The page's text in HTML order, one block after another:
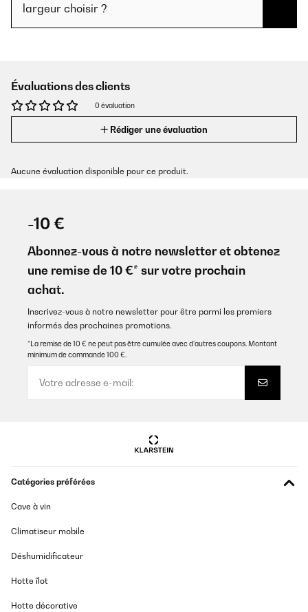
largeur choisir ?
Évaluations des clients
0 évaluation
Rédiger une évaluation
Aucune évaluation disponible pour ce produit.
-10 €
Abonnez-vous à notre newsletter et obtenez
une remise de 10 €* sur votre prochain
achat.
Inscrivez-vous à notre newsletter pour être parmi les premiers
informés des prochaines promotions.
*La remise de 10 € ne peut pas être cumulée avec d’autres coupons. Montant
minimum de commande 100 €.
Catégories préférées
Cave à vin
Climatiseur mobile
Déshumidificateur
Hotte îlot
Hotte décorative